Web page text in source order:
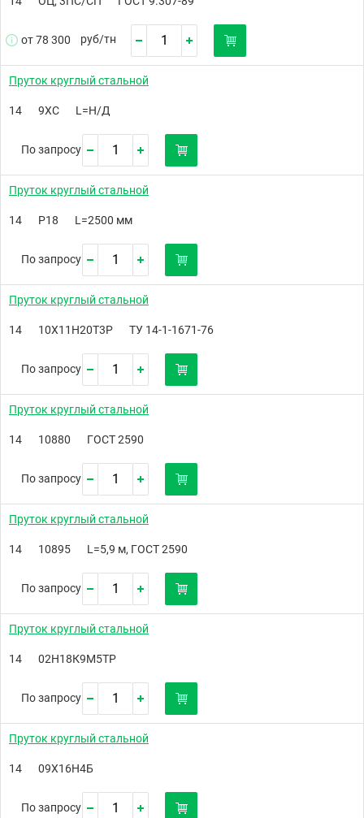
от 78 300 руб/тн
Пруток круглый стальной
14 9ХС L=Н/Д
По запросу
Пруток круглый стальной
14 Р18 L=2500 мм
По запросу
Пруток круглый стальной
14 10Х11Н20Т3Р ТУ 14-1-1671-76
По запросу
Пруток круглый стальной
14 10880 ГОСТ 2590
По запросу
Пруток круглый стальной
14 10895 L=5,9 м, ГОСТ 2590
По запросу
Пруток круглый стальной
14 02Н18К9М5ТР
По запросу
Пруток круглый стальной
14 09Х16Н4Б
По запросу